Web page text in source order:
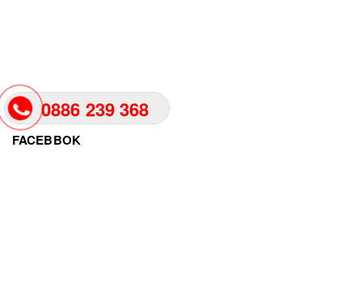
FACEBBOK
0886 239 368